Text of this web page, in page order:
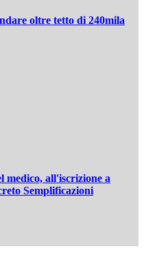
oltre tetto di 240mila
medico, all'iscrizione a
Semplificazioni